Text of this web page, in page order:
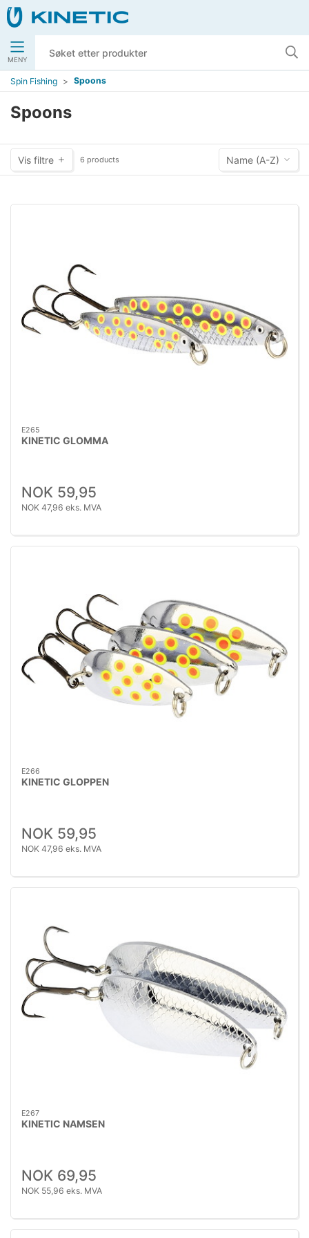
MENY
Spin Fishing Spoons
Spoons
Vis filtre 6 products Name (A-Z)
E265
KINETIC GLOMMA
NOK 59,95
NOK 47,96 eks. MVA
E266
KINETIC GLOPPEN
NOK 59,95
NOK 47,96 eks. MVA
E267
KINETIC NAMSEN
NOK 69,95
NOK 55,96 eks. MVA